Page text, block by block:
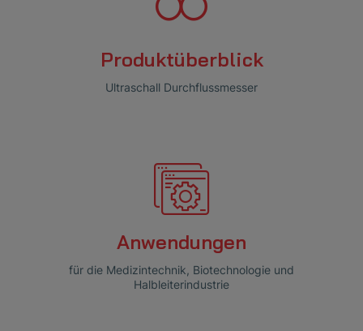
Produktüberblick
Ultraschall Durchflussmesser
Anwendungen
für die Medizintechnik, Biotechnologie und
Halbleiterindustrie